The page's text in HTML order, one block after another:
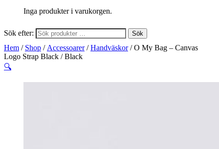
Inga produkter i varukorgen.
Sök efter: Sök
Hem / Shop / Accessoarer/Handväskor/ O My Bag – Canvas
Logo Strap Black / Black
🔍